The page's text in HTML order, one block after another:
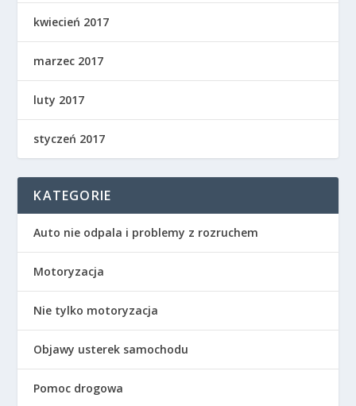
kwiecień 2017
marzec 2017
luty 2017
styczeń 2017
KATEGORIE
Auto nie odpala i problemy z rozruchem
Motoryzacja
Nie tylko motoryzacja
Objawy usterek samochodu
Pomoc drogowa